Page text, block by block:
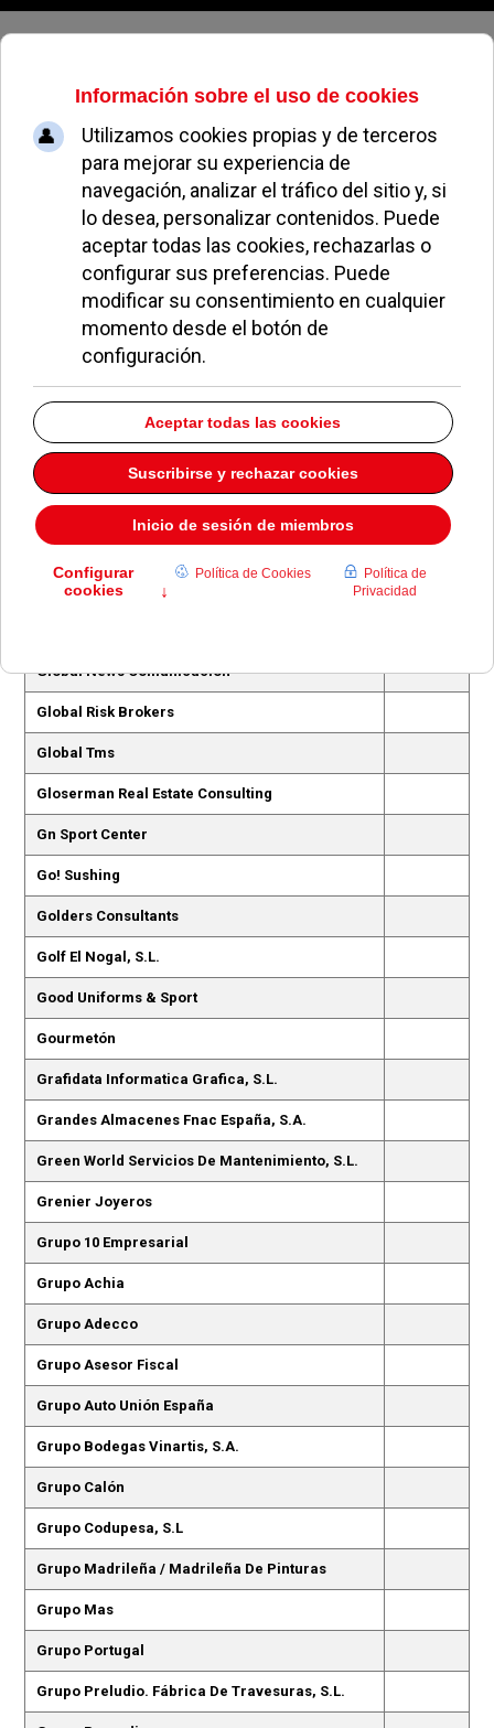
Sábado, 08 de agosto de 2026
Comercios en
Pozuelo de Alarcón
Tabla de contactos,
Nombre Detalles
Gestoría Lorenzo
Gimnasio Eurosport
Gimnasio Femenino Método Woman
Gimnasio Team Pozuelo
Gimnasio Ulises
Ginos Pozuelo
Gladius Consulting, S.L.
Global News Comunicación
Global Risk Brokers
Global Tms
Gloserman Real Estate Consulting
Gn Sport Center
Go! Sushing
Golders Consultants
Golf El Nogal, S.L.
Good Uniforms & Sport
Gourmetón
Grafidata Informatica Grafica, S.L.
Grandes Almacenes Fnac España, S.A.
Green World Servicios De Mantenimiento, S.L.
Grenier Joyeros
Grupo 10 Empresarial
Grupo Achia
Grupo Adecco
Grupo Asesor Fiscal
Grupo Auto Unión España
Grupo Bodegas Vinartis, S.A.
Grupo Calón
Grupo Codupesa, S.L
Grupo Madrileña / Madrileña De Pinturas
Grupo Mas
Grupo Portugal
Grupo Preludio. Fábrica De Travesuras, S.L.